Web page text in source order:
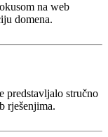
na web
domena.
predstavljalo stručno
rješenjima.